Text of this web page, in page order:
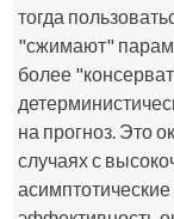
тогда
"сжимают"
более
на прогноз. Это
случаях с